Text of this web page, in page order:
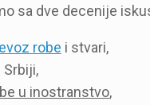
sa dve decenije
robe i stvari,
Srbiji,
u inostranstvo,